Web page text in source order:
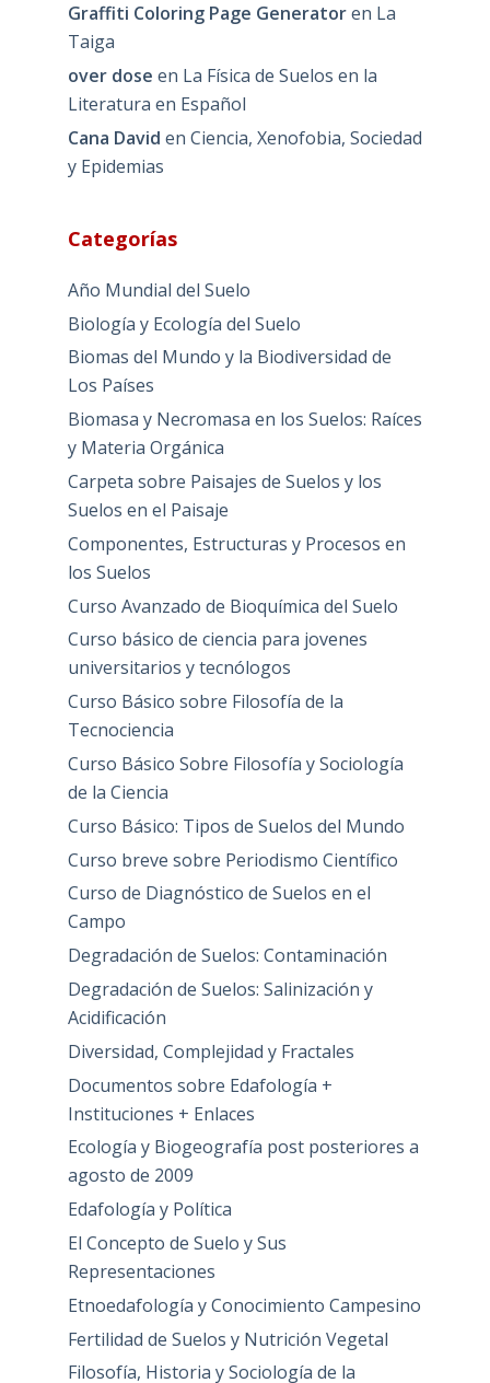
Graffiti Coloring Page Generatoren La
Taiga
over dose en La Física de Suelos en la
Literatura en Español
Cana David en Ciencia, Xenofobia, Sociedad
y Epidemias
Categorías
Año Mundial del Suelo
Biología y Ecología del Suelo
Biomas del Mundo y la Biodiversidad de
Los Países
Biomasa y Necromasa en los Suelos: Raíces
y Materia Orgánica
Carpeta sobre Paisajes de Suelos y los
Suelos en el Paisaje
Componentes, Estructuras y Procesos en
los Suelos
Curso Avanzado de Bioquímica del Suelo
Curso básico de ciencia para jovenes
universitarios y tecnólogos
Curso Básico sobre Filosofía de la
Tecnociencia
Curso Básico Sobre Filosofía y Sociología
de la Ciencia
Curso Básico: Tipos de Suelos del Mundo
Curso breve sobre Periodismo Científico
Curso de Diagnóstico de Suelos en el
Campo
Degradación de Suelos: Contaminación
Degradación de Suelos: Salinización y
Acidificación
Diversidad, Complejidad y Fractales
Documentos sobre Edafología +
Instituciones + Enlaces
Ecología y Biogeografía post posteriores a
agosto de 2009
Edafología y Política
El Concepto de Suelo y Sus
Representaciones
Etnoedafología y Conocimiento Campesino
Fertilidad de Suelos y Nutrición Vegetal
Filosofía, Historia y Sociología de la